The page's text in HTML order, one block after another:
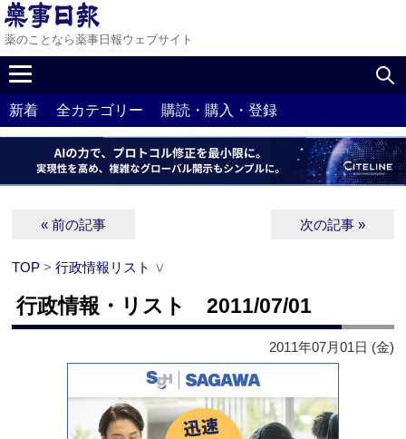
薬のことなら薬事日報ウェブサイト
新着 全カテゴリー 購読・購入・登録
« 前の記事 次の記事 »
TOP >行政情報リスト ∨
行政情報・リスト 2011/07/01
2011年07月01日 (金)